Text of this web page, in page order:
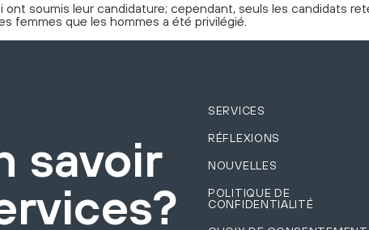
soumis leur candidature; cependant, seuls les candidats
femmes que les hommes a été privilégié.
savoir
SERVICES
RÉFLEXIONS
NOUVELLES
POLITIQUE DE
CONFIDENTIALITÉ